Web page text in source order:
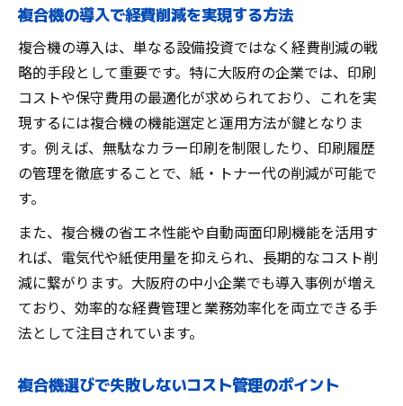
複合機メーカー選定時のサポート体制の重
複合機メーカーの実績と信頼性を見極める
方法
大阪府で複合機メーカーを選ぶ際の注目点
複合機導入で業務効率アップを実現する方法
複合機の活用による業務効率化の具体策
複合機がもたらす企業の生産性向上事例
複合機を活かした働き方改革の進め方
複合機の機能を最大限に使うコツ
リース活用で初期費用を抑える複合機戦略
複合機の導入で経費削減を実現する方法
複合機の導入は、単なる設備投資ではなく経費削減の戦
略的手段として重要です。特に大阪府の企業では、印刷
コストや保守費用の最適化が求められており、これを実
現するには複合機の機能選定と運用方法が鍵となりま
す。例えば、無駄なカラー印刷を制限したり、印刷履歴
の管理を徹底することで、紙・トナー代の削減が可能で
す。
また、複合機の省エネ性能や自動両面印刷機能を活用す
れば、電気代や紙使用量を抑えられ、長期的なコスト削
減に繋がります。大阪府の中小企業でも導入事例が増え
ており、効率的な経費管理と業務効率化を両立できる手
法として注目されています。
複合機選びで失敗しないコスト管理のポイント